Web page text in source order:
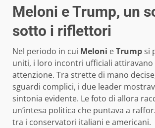
Meloni e Trump, un
sotto i riflettori
Nel periodo in cui Meloni eTrumpsi
uniti, i loro incontri ufficiali attiravano
attenzione. Tra strette di mano
sguardi complici, i due leader
sintonia evidente. Le foto di allora
un’intesa politica che puntava a
tra i conservatori italiani e americani.